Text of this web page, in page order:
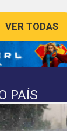
VER TODAS
PAÍS